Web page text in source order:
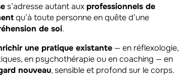
s’adresse autant auxprofessionnels de
qu’à toute personne en quête d’une
de soi.
une pratique existante — en réflexologie,
en psychothérapie ou en coaching — en
nouveau, sensible et profond sur le corps.